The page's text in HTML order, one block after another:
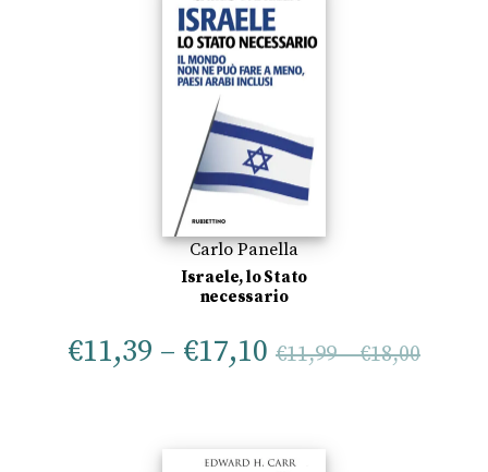
Carlo Panella
Israele, lo Stato
necessario
€11,39 – €17,10 €11,99–€18,00